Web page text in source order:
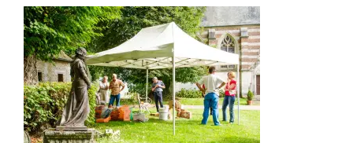
VENIR
NOUS SUIVRE